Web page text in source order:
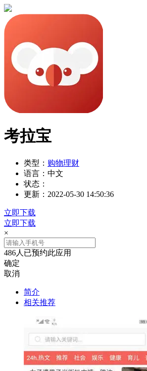
考拉宝
类型： 购物理财
语言： 中文
状态：
更新： 2022-05-30 14:50:36
立即下载
立即下载
×
486人已预约此应用
确定
取消
简介
相关推荐